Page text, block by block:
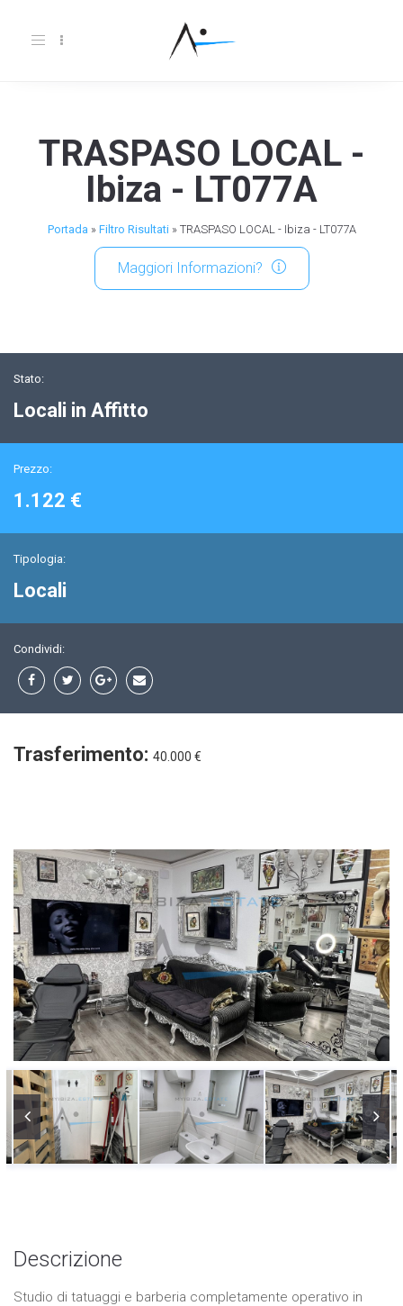
Toggle
TRASPASO LOCAL -
Ibiza - LT077A
Portada » Filtro Risultati» TRASPASO LOCAL - Ibiza - LT077A
Maggiori Informazioni?
Stato:
Locali in Affitto
Prezzo:
1.122 €
Tipologia:
Locali
Condividi:
Trasferimento: 40.000 €
Descrizione
Studio di tatuaggi e barberia completamente operativo in